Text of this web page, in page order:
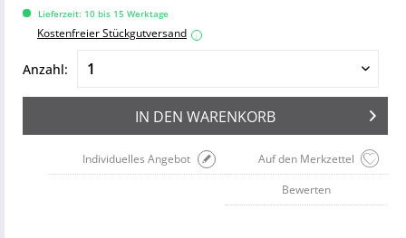
Lieferzeit: 10 bis 15 Werktage
Kostenfreier Stückgutversand i
Anzahl:
IN DEN WARENKORB
Auf den Merkzettel
Individuelles Angebot
Bewerten